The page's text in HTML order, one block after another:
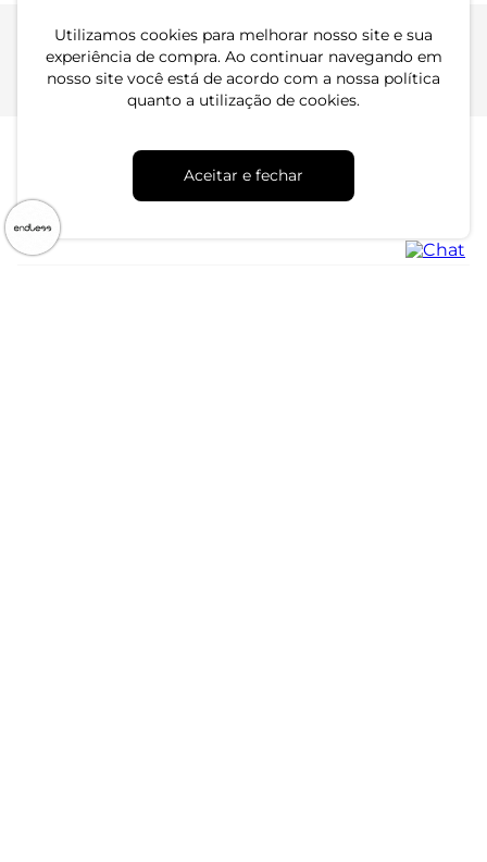
Utilizamos cookies para melhorar nosso site e sua
experiência de compra. Ao continuar navegando em
nosso site você está de acordo com a nossa política
quanto a utilização de cookies.
Aceitar e fechar